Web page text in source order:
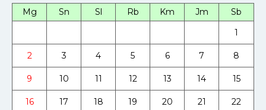
Mg Sn Sl Rb Km Jm
Sb
1
2 3 4 5 6 7 8
9 10 11 12 13 14 15
16 17 18 19 20 21 22